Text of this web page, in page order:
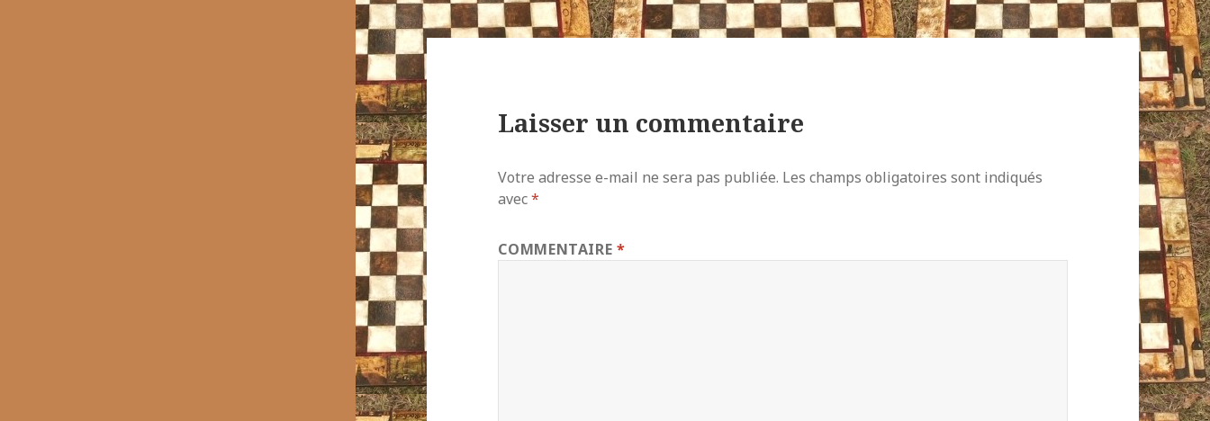
Laisser un commentaire
Votre adresse e-mail ne sera pas publiée. Les champs obligatoires sont indiqués
avec*
COMMENTAIRE*